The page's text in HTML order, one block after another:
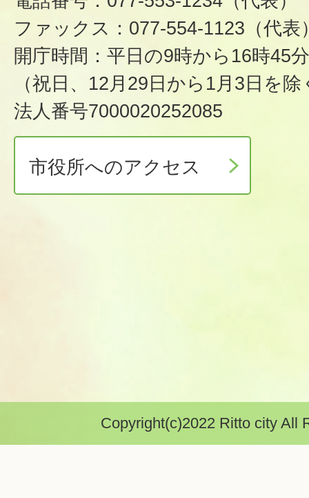
ファックス：077-554-1123（代表
開庁時間：平日の9時から16時45分
（祝日、12月29日から1月3日を除
法人番号7000020252085
市役所へのアクセス
Copyright(c)2022 Ritto city All